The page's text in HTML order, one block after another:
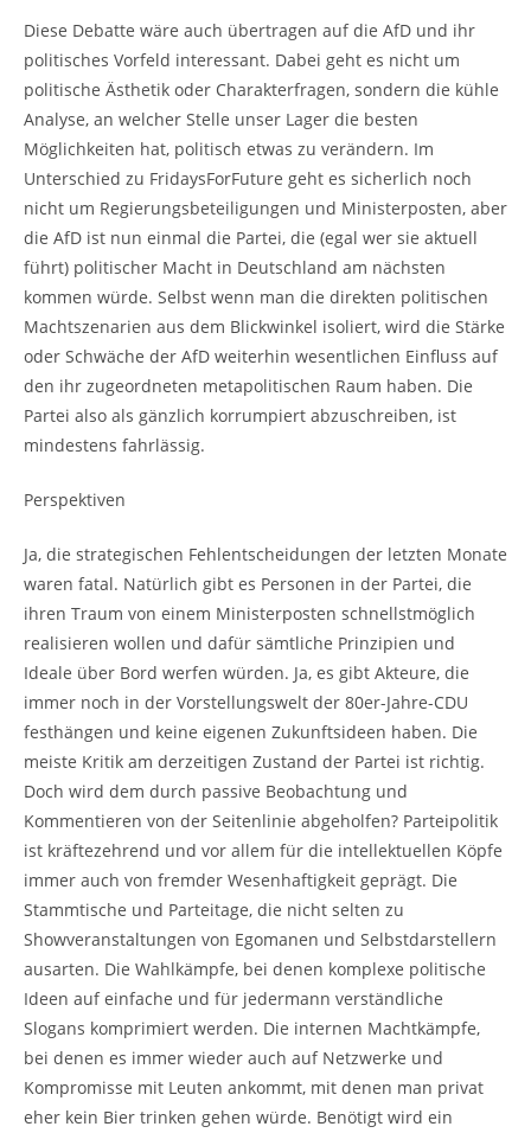
Diese Debatte wäre auch übertragen auf die AfD und ihr
politisches Vorfeld interessant. Dabei geht es nicht um
politische Ästhetik oder Charakterfragen, sondern die kühle
Analyse, an welcher Stelle unser Lager die besten
Möglichkeiten hat, politisch etwas zu verändern. Im
Unterschied zu FridaysForFuture geht es sicherlich noch
nicht um Regierungsbeteiligungen und Ministerposten, aber
die AfD ist nun einmal die Partei, die (egal wer sie aktuell
führt) politischer Macht in Deutschland am nächsten
kommen würde. Selbst wenn man die direkten politischen
Machtszenarien aus dem Blickwinkel isoliert, wird die Stärke
oder Schwäche der AfD weiterhin wesentlichen Einfluss auf
den ihr zugeordneten metapolitischen Raum haben. Die
Partei also als gänzlich korrumpiert abzuschreiben, ist
mindestens fahrlässig.
Perspektiven
Ja, die strategischen Fehlentscheidungen der letzten Monate
waren fatal. Natürlich gibt es Personen in der Partei, die
ihren Traum von einem Ministerposten schnellstmöglich
realisieren wollen und dafür sämtliche Prinzipien und
Ideale über Bord werfen würden. Ja, es gibt Akteure, die
immer noch in der Vorstellungswelt der 80er-Jahre-CDU
festhängen und keine eigenen Zukunftsideen haben. Die
meiste Kritik am derzeitigen Zustand der Partei ist richtig.
Doch wird dem durch passive Beobachtung und
Kommentieren von der Seitenlinie abgeholfen? Parteipolitik
ist kräftezehrend und vor allem für die intellektuellen Köpfe
immer auch von fremder Wesenhaftigkeit geprägt. Die
Stammtische und Parteitage, die nicht selten zu
Showveranstaltungen von Egomanen und Selbstdarstellern
ausarten. Die Wahlkämpfe, bei denen komplexe politische
Ideen auf einfache und für jedermann verständliche
Slogans komprimiert werden. Die internen Machtkämpfe,
bei denen es immer wieder auch auf Netzwerke und
Kompromisse mit Leuten ankommt, mit denen man privat
eher kein Bier trinken gehen würde. Benötigt wird ein